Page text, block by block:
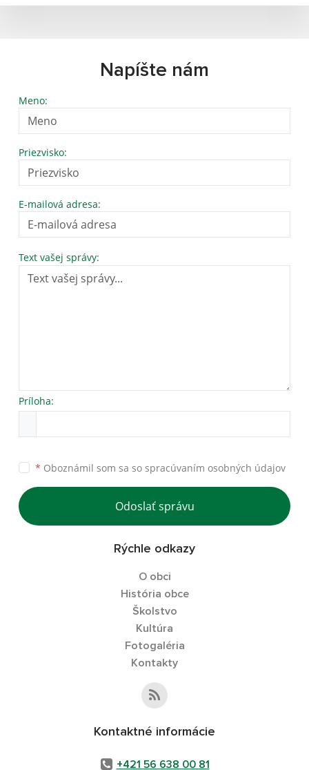
Napíšte nám
Meno:
Priezvisko:
E-mailová adresa:
Text vašej správy:
Príloha:
* Oboznámil som sa so spracúvaním osobných údajov
Odoslať správu
Rýchle odkazy
O obci
História obce
Školstvo
Kultúra
Fotogaléria
Kontakty
Kontaktné informácie
+421 56 638 00 81